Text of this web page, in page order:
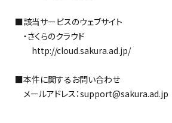
■該当サービスのウェブサイト
・さくらのクラウド
http://cloud.sakura.ad.jp/
■本件に関するお問い合わせ
メールアドレス：support@sakura.ad.jp